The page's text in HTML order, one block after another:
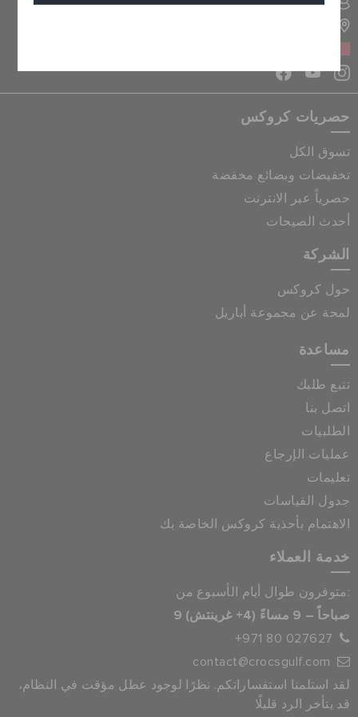
تسجيل الدخول الى حسابي
حصريات كروكس
تسوق الكل
تخفيضات وبضائع مخفضة
حصرياً عبر الانترنت
أحدث الصيحات
الشركة
حول كروكس
لمحة عن مجموعة أباريل
مساعدة
تتبع طلبك
اتصل بنا
الطلبيات
عمليات الإرجاع
تعليمات
جدول القياسات
الاهتمام بأحذية كروكس الخاصة بك
خدمة العملاء
متوفرون طوال أيام الأسبوع من:
9 صباحاً – 9 مساءً (4+ غرينتش)
+971 80 027627
contact@crocsgulf.com
لقد استلمنا استفساراتكم. نظرًا لوجود عطل مؤقت في النظام،
قد يتأخر الرد قليلًا